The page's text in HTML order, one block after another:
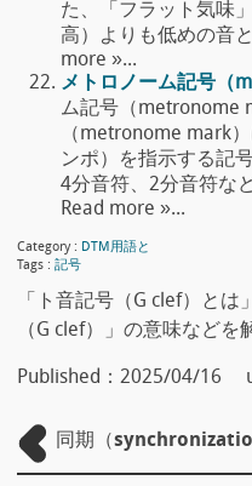
た、「フラット気味
高）よりも低めの音
more »...
メトロノーム記号（
ム記号（metronome
（metronome mark
ンポ）を指示する記
4分音符、2分音符な
Read more »...
Category : DTM用語と
Tags : 記号
「ト音記号（G clef）と
（G clef）」の意味などを
Published： 2025/04/16
同期（